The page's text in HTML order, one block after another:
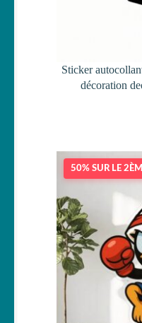
Sticker
décoration
50% SUR LE